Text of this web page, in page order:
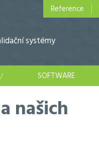
Reference
systémy
SOFTWARE
našich